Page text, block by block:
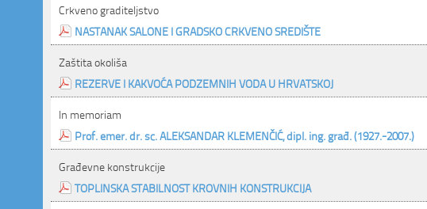
Crkveno graditeljstvo
NASTANAK SALONE I GRADSKO CRKVENO SREDIŠTE
Zaštita okoliša
REZERVE I KAKVOĆA PODZEMNIH VODA U HRVATSKOJ
In memoriam
Prof. emer. dr. sc. ALEKSANDAR KLEMENČIĆ, dipl. ing. građ. (1927.-2007.)
Građevne konstrukcije
TOPLINSKA STABILNOST KROVNIH KONSTRUKCIJA